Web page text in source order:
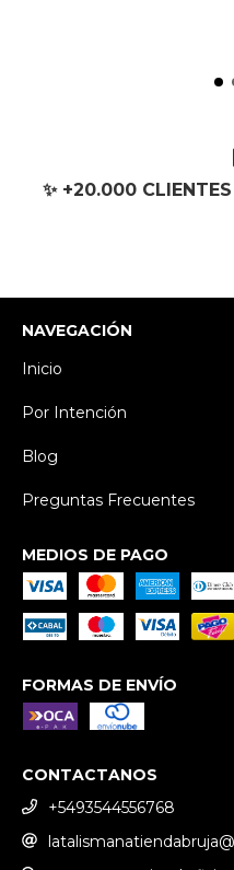
✨ +20.000
NAVEGACIÓN
Inicio
Por Intención
Blog
Preguntas Frecuentes
MEDIOS DE PAGO
FORMAS DE ENVÍO
CONTACTANOS
+5493544556768